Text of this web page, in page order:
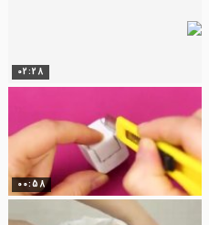
02:28
00:58